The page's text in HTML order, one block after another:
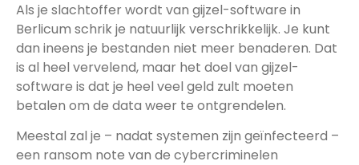
Als je slachtoffer wordt van gijzel-software in
Berlicum schrik je natuurlijk verschrikkelijk. Je kunt
dan ineens je bestanden niet meer benaderen. Dat
is al heel vervelend, maar het doel van gijzel-
software is dat je heel veel geld zult moeten
betalen om de data weer te ontgrendelen.
Meestal zal je – nadat systemen zijn geïnfecteerd –
een ransom note van de cybercriminelen